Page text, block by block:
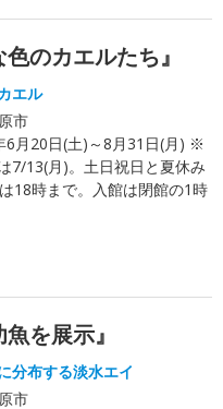
のカエルたち』
エル
市
6月20日(土)～8月31日(月) ※
7/13(月)。土日祝日と夏休み
18時まで。入館は閉館の1時
を展示』
分布する淡水エイ
市